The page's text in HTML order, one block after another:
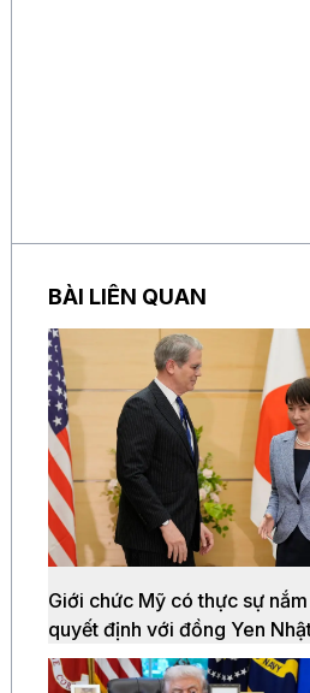
BÀI LIÊN QUAN
Giới chức Mỹ có thực sự
quyết định với đồng Yen